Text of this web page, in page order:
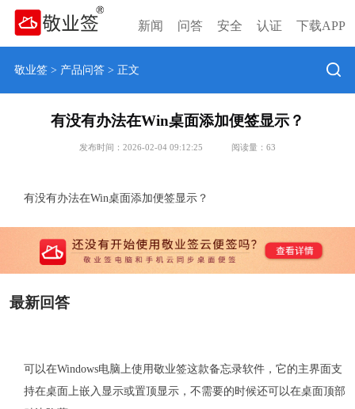
新闻 问答 安全 认证 下载APP
敬业签> 产品问答> 正文
有没有办法在Win桌面添加便签显示？
发布时间：2026-02-04 09:12:25 阅读量： 63
有没有办法在Win桌面添加便签显示？
最新回答
可以在Windows电脑上使用敬业签这款备忘录软件，它的主界面支
持在桌面上嵌入显示或置顶显示，不需要的时候还可以在桌面顶部